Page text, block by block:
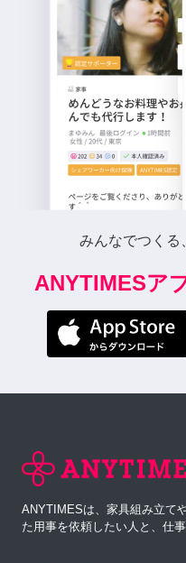
みんなでつくる
ANYTIMESア
ANYTIMESは、家具組み立て
た用事を依頼したい人と、仕